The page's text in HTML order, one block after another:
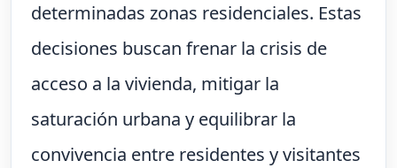
determinadas zonas residenciales. Estas
decisiones buscan frenar la crisis de
acceso a la vivienda, mitigar la
saturación urbana y equilibrar la
convivencia entre residentes y visitantes